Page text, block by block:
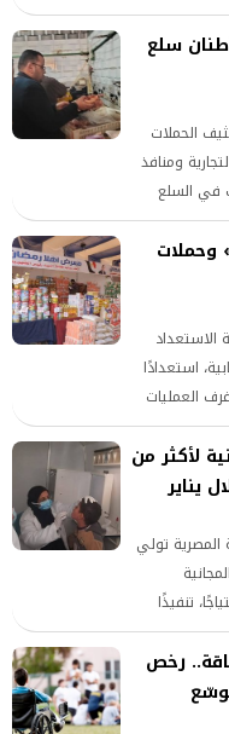
198 مخالفة وضبط أكثر من 6 أطنان سلع
الحملات
ومنافذ
في السلع
وحملات
الاستعداد
استعدادًا
العمليات
طارئة،
لأكثر من
المصرية تولي
تنفيذًا
الفئات
كريمة» .
رخص